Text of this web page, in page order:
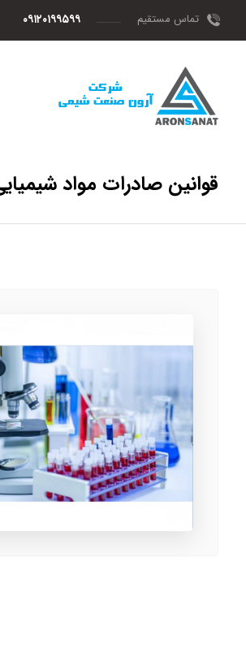
تماس مستقیم ۰۹۱۲۰۱۹۹۵۹۹
قوانین صادرات مواد